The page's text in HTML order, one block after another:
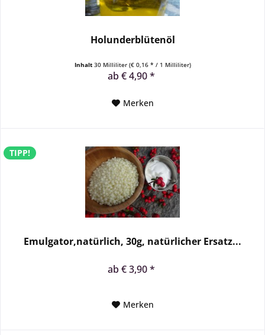
Holunderblütenöl
Inhalt 30 Milliliter (€ 0,16 * / 1 Milliliter)
ab € 4,90 *
Merken
TIPP!
Emulgator,natürlich, 30g, natürlicher Ersatz...
ab € 3,90 *
Merken